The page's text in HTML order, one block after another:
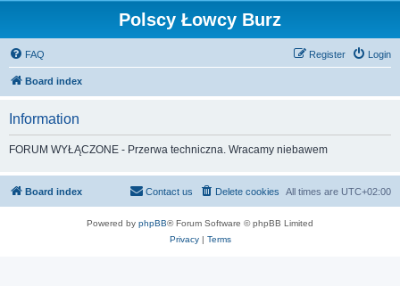
Polscy Łowcy Burz
FAQ Login
Register
Board index
Information
FORUM WYŁĄCZONE - Przerwa techniczna. Wracamy niebawem
Board index All times are UTC+02:00
Delete cookies
Contact us
Powered by phpBB® Forum Software © phpBB Limited
Privacy| Terms